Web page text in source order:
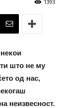
1393
што не му
од нас,
неизвесност.